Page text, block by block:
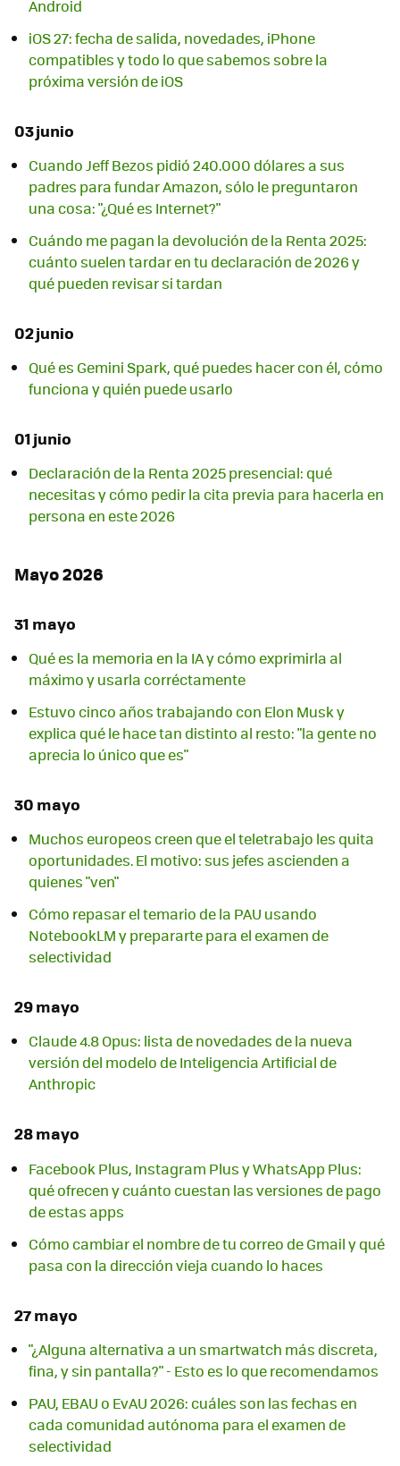
Android
iOS 27: fecha de salida, novedades, iPhone
compatibles y todo lo que sabemos sobre la
próxima versión de iOS
03 junio
Cuando Jeff Bezos pidió 240.000 dólares a sus
padres para fundar Amazon, sólo le preguntaron
una cosa: "¿Qué es Internet?"
Cuándo me pagan la devolución de la Renta 2025:
cuánto suelen tardar en tu declaración de 2026 y
qué pueden revisar si tardan
02 junio
Qué es Gemini Spark, qué puedes hacer con él, cómo
funciona y quién puede usarlo
01 junio
Declaración de la Renta 2025 presencial: qué
necesitas y cómo pedir la cita previa para hacerla en
persona en este 2026
Mayo 2026
31 mayo
Qué es la memoria en la IA y cómo exprimirla al
máximo y usarla corréctamente
Estuvo cinco años trabajando con Elon Musk y
explica qué le hace tan distinto al resto: "la gente no
aprecia lo único que es"
30 mayo
Muchos europeos creen que el teletrabajo les quita
oportunidades. El motivo: sus jefes ascienden a
quienes "ven"
Cómo repasar el temario de la PAU usando
NotebookLM y prepararte para el examen de
selectividad
29 mayo
Claude 4.8 Opus: lista de novedades de la nueva
versión del modelo de Inteligencia Artificial de
Anthropic
28 mayo
Facebook Plus, Instagram Plus y WhatsApp Plus:
qué ofrecen y cuánto cuestan las versiones de pago
de estas apps
Cómo cambiar el nombre de tu correo de Gmail y qué
pasa con la dirección vieja cuando lo haces
27 mayo
"¿Alguna alternativa a un smartwatch más discreta,
fina, y sin pantalla?" - Esto es lo que recomendamos
PAU, EBAU o EvAU 2026: cuáles son las fechas en
cada comunidad autónoma para el examen de
selectividad